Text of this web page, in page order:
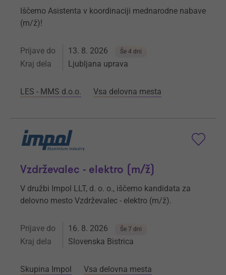
Iščemo Asistenta v koordinaciji mednarodne nabave
(m/ž)!
Prijave do 13. 8. 2026 Še 4 dni
Kraj dela Ljubljana uprava
LES - MMS d.o.o. Vsa delovna mesta
Vzdrževalec - elektro (m/ž)
V družbi Impol LLT, d. o. o., iščemo kandidata za
delovno mesto Vzdrževalec - elektro (m/ž).
Prijave do 16. 8. 2026 Še 7 dni
Kraj dela Slovenska Bistrica
Skupina Impol Vsa delovna mesta